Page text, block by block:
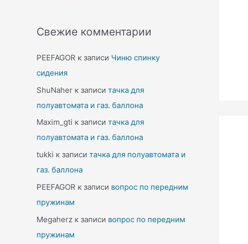
Свежие комментарии
PEEFAGOR к записи Чиню спинку
сидения
ShuNaher к записи тачка для
полуавтомата и газ. баллона
Maxim_gti к записи тачка для
полуавтомата и газ. баллона
tukki к записи тачка для полуавтомата и
газ. баллона
PEEFAGOR к записи вопрос по передним
пружинам
Megaherz к записи вопрос по передним
пружинам